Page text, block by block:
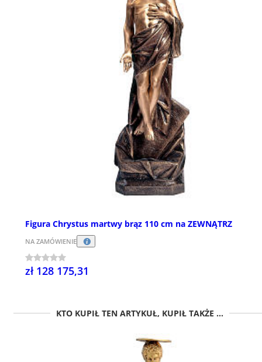
Figura Chrystus martwy brąz 110 cm na ZEWNĄTRZ
NA ZAMÓWIENIE
zł 128 175,31
KTO KUPIŁ TEN ARTYKUŁ, KUPIŁ TAKŻE ...